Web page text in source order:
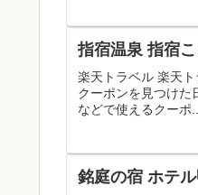
指宿温泉 指宿
楽天トラベル 楽天
クーポンを見つけた
などで使えるクーポ
銘庭の宿 ホテ